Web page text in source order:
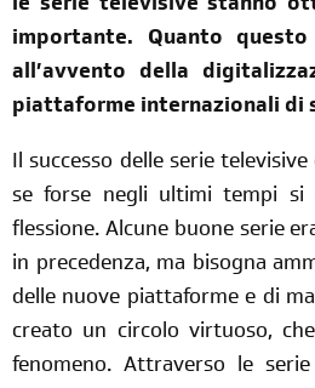
le serie televisive stanno
importante. Quanto
all’avvento della
piattaforme internazionali di
Il successo delle serie
se forse negli ultimi tempi si
flessione. Alcune buone serie
in precedenza, ma bisogna
delle nuove piattaforme e di
creato un circolo virtuoso,
fenomeno. Attraverso le